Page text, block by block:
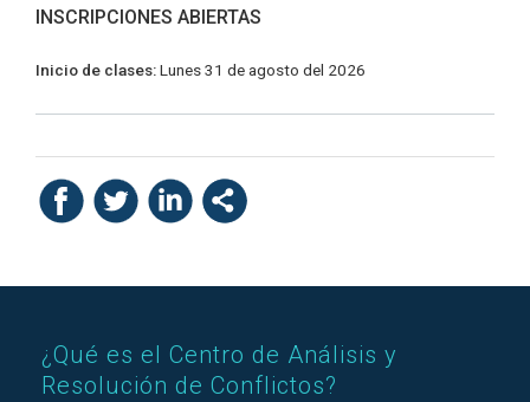
INSCRIPCIONES ABIERTAS
Inicio de clases:Lunes 31 de agosto del 2026
¿Qué es el Centro de Análisis y
Resolución de Conflictos?